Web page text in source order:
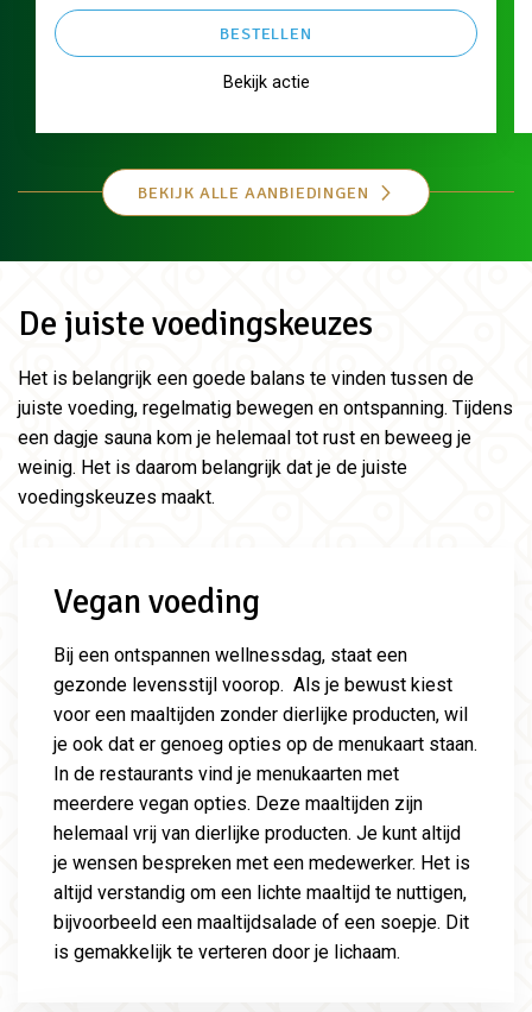
BESTELLEN
Bekijk actie
BEKIJK ALLE AANBIEDINGEN
De juiste voedingskeuzes
Het is belangrijk een goede balans te vinden tussen de
juiste voeding, regelmatig bewegen en ontspanning. Tijdens
een dagje sauna kom je helemaal tot rust en beweeg je
weinig. Het is daarom belangrijk dat je de juiste
voedingskeuzes maakt.
Vegan voeding
Bij een ontspannen wellnessdag, staat een
gezonde levensstijl voorop. Als je bewust kiest
voor een maaltijden zonder dierlijke producten, wil
je ook dat er genoeg opties op de menukaart staan.
In de restaurants vind je menukaarten met
meerdere vegan opties. Deze maaltijden zijn
helemaal vrij van dierlijke producten. Je kunt altijd
je wensen bespreken met een medewerker. Het is
altijd verstandig om een lichte maaltijd te nuttigen,
bijvoorbeeld een maaltijdsalade of een soepje. Dit
is gemakkelijk te verteren door je lichaam.